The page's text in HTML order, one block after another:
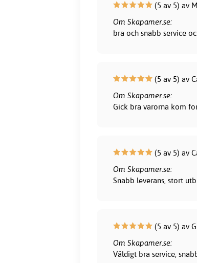
(5 av 5) av
Om Skapamer.se:
bra och snabb service
(5 av 5) av
Om Skapamer.se:
Gick bra varorna kom
(5 av 5) av
Om Skapamer.se:
Snabb leverans, stort
(5 av 5) av
Om Skapamer.se:
Väldigt bra service,